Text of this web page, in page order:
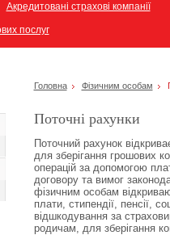
Акредитовані страхові компанії
послуг
Головна Фізичним особам
Поточні рахунки
Поточний рахунок
для зберігання грошових
операцій за допомогою
договору та вимог
фізичним особам
плати, стипендії, пенсії,
відшкодування за
родичам, для зберігання